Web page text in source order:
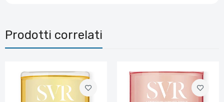
Prodotti correlati